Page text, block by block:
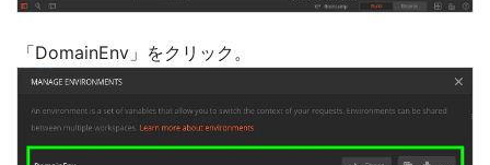
「DomainEnv」をクリック。